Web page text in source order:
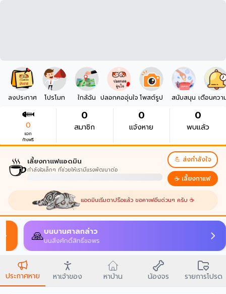
ลงประกาศ โปรโมท ใกล้ฉัน ปลอกคออุ่นใจ โพสต์รูป สนับสนุน เตือนควา
0
แจก
ก้างฟรี
0
สมาชิก
0
แจ้งหาย
0
พบแล้ว
☕เลี้ยงกาแฟแอดมิน
กำลังใจเล็กๆ ที่ช่วยให้เรามีแรงพัฒนาต่อ
💪 ส่งกำลังใจ
☕ เลี้ยงกาแฟ
แอดมินเริ่มตาปรือแล้ว ขอคาเฟอีนด่วนๆ ครับ ☕
🙏บนบานศาลกล่าว
บนสิ่งศักดิ์สิทธิ์ขอพร
ประกาศหาย หาเจ้าของ หาบ้าน น้องจร รายการโปรด